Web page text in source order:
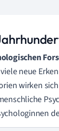
neue
wirken